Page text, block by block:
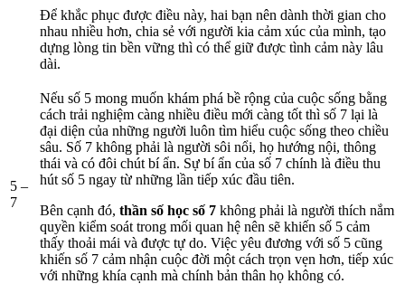
Để khắc phục được điều này, hai bạn nên dành thời gian cho
nhau nhiều hơn, chia sẻ với người kia cảm xúc của mình, tạo
dựng lòng tin bền vững thì có thể giữ được tình cảm này lâu
dài.
5 –
7
Nếu số 5 mong muốn khám phá bề rộng của cuộc sống bằng
cách trải nghiệm càng nhiều điều mới càng tốt thì số 7 lại là
đại diện của những người luôn tìm hiểu cuộc sống theo chiều
sâu. Số 7 không phải là người sôi nổi, họ hướng nội, thông
thái và có đôi chút bí ẩn. Sự bí ẩn của số 7 chính là điều thu
hút số 5 ngay từ những lần tiếp xúc đầu tiên.
Bên cạnh đó, thần số học số 7 không phải là người thích nắm
quyền kiểm soát trong mối quan hệ nên sẽ khiến số 5 cảm
thấy thoải mái và được tự do. Việc yêu đương với số 5 cũng
khiến số 7 cảm nhận cuộc đời một cách trọn vẹn hơn, tiếp xúc
với những khía cạnh mà chính bản thân họ không có.